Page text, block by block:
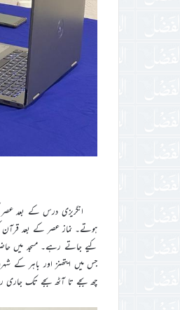
انگریزی درس کے بعد عصر
ہوتے۔ نماز عصر کے بعد قرآن
چھ بجے تا آٹھ بجے تک جاری